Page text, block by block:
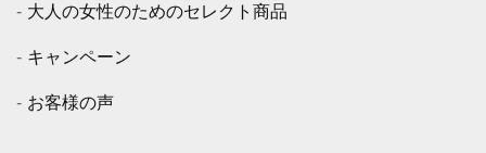
大人の女性のためのセレクト商品
キャンペーン
お客様の声